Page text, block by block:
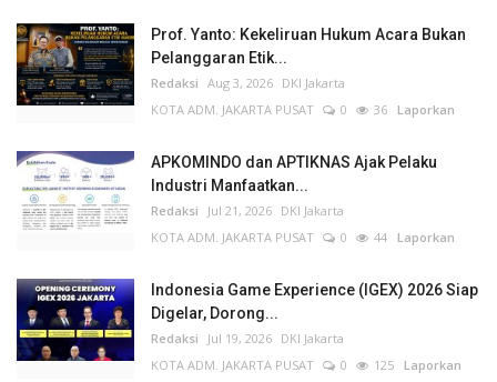
Prof. Yanto: Kekeliruan Hukum Acara Bukan
Pelanggaran Etik...
Redaksi Aug 3, 2026 DKI Jakarta
KOTA ADM. JAKARTA PUSAT
0 36 Laporkan
APKOMINDO dan APTIKNAS Ajak Pelaku
Industri Manfaatkan...
Redaksi Jul 21, 2026 DKI Jakarta
KOTA ADM. JAKARTA PUSAT
0 44 Laporkan
Indonesia Game Experience (IGEX) 2026 Siap
Digelar, Dorong...
Redaksi Jul 19, 2026 DKI Jakarta
KOTA ADM. JAKARTA PUSAT
0 125 Laporkan